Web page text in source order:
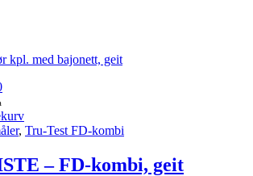
kpl. med bajonett, geit
, Tru-Test FD-kombi
– FD-kombi, geit